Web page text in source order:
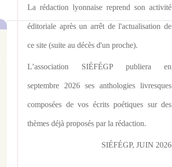
La rédaction lyonnaise reprend son activité
éditoriale après un arrêt de l'actualisation de
ce site (suite au décès d'un proche).
L’association SIÉFÉGP publiera en
septembre 2026 ses anthologies livresques
composées de vos écrits poétiques sur des
thèmes déjà proposés par la rédaction.
SIÉFÉGP, JUIN 2026